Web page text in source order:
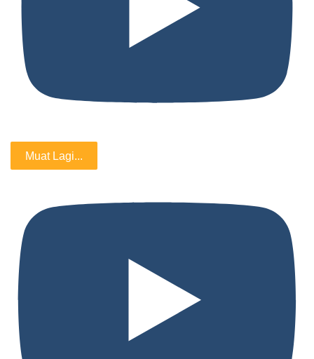
Muat Lagi...